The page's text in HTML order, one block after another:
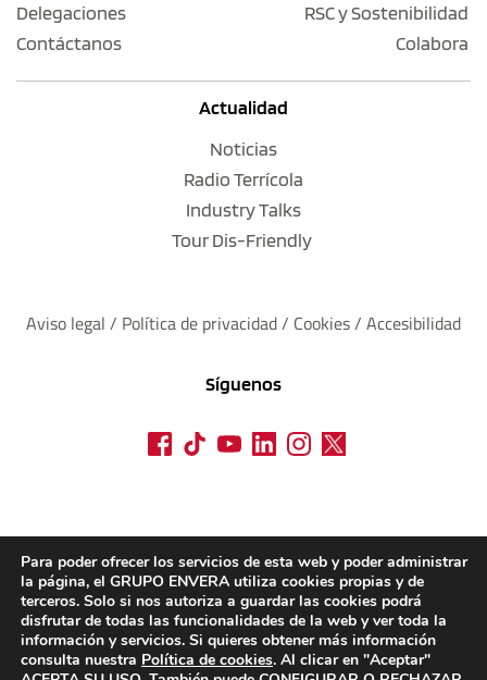
Delegaciones
Contáctanos
RSC y Sostenibilidad
Colabora
Actualidad
Noticias
Radio Terrícola
Industry Talks
Tour Dis-Friendly
Aviso legal / Política de privacidad / Cookies / Accesibilidad
Síguenos
Para poder ofrecer los servicios de esta web y poder administrar
la página, el GRUPO ENVERA utiliza cookies propias y de
terceros. Solo si nos autoriza a guardar las cookies podrá
disfrutar de todas las funcionalidades de la web y ver toda la
información y servicios. Si quieres obtener más información
consulta nuestra Política de cookies. Al clicar en "Aceptar"